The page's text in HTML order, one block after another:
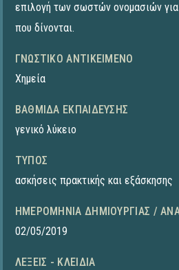
επιλογή των σωστών ονομασιών
που δίνονται.
ΓΝΩΣΤΙΚΌ ΑΝΤΙΚΕΊΜΕΝΟ
Χημεία
ΒΑΘΜΊΔΑ ΕΚΠΑΊΔΕΥΣΗΣ
γενικό λύκειο
ΤΎΠΟΣ
ασκήσεις πρακτικής και εξάσκησης
ΗΜΕΡΟΜΗΝΊΑ ΔΗΜΙΟΥΡΓΊΑΣ /
02/05/2019
ΛΈΞΕΙΣ - ΚΛΕΙΔΙΆ